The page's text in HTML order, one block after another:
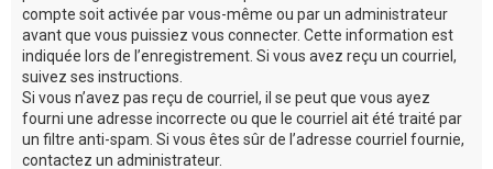
compte soit activée par vous-même ou par un administrateur
avant que vous puissiez vous connecter. Cette information est
indiquée lors de l’enregistrement. Si vous avez reçu un courriel,
suivez ses instructions.
Si vous n’avez pas reçu de courriel, il se peut que vous ayez
fourni une adresse incorrecte ou que le courriel ait été traité par
un filtre anti-spam. Si vous êtes sûr de l’adresse courriel fournie,
contactez un administrateur.